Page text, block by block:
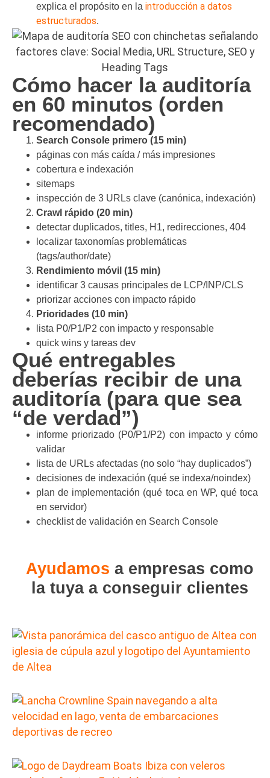
explica el propósito en la introducción a datos
estructurados.
Cómo hacer la auditoría
en 60 minutos (orden
recomendado)
Search Console primero (15 min)
páginas con más caída / más impresiones
cobertura e indexación
sitemaps
inspección de 3 URLs clave (canónica, indexación)
Crawl rápido (20 min)
detectar duplicados, titles, H1, redirecciones, 404
localizar taxonomías problemáticas
(tags/author/date)
Rendimiento móvil (15 min)
identificar 3 causas principales de LCP/INP/CLS
priorizar acciones con impacto rápido
Prioridades (10 min)
lista P0/P1/P2 con impacto y responsable
quick wins y tareas dev
Qué entregables
deberías recibir de una
auditoría (para que sea
“de verdad”)
informe priorizado (P0/P1/P2) con impacto y cómo
validar
lista de URLs afectadas (no solo “hay duplicados”)
decisiones de indexación (qué se indexa/noindex)
plan de implementación (qué toca en WP, qué toca
en servidor)
checklist de validación en Search Console
Ayudamos a empresas como
la tuya a conseguir clientes